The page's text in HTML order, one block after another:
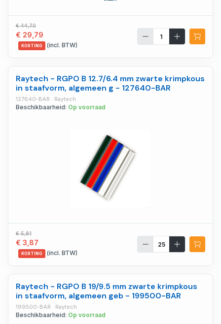
€ 44,70
€ 29,79
KORTING (incl. BTW)
Raytech - RGPO B 12.7/6.4 mm zwarte krimpkous
in staafvorm, algemeen g - 127640-BAR
127640-BAR · Raytech
Beschikbaarheid: Op voorraad
€ 5,81
€ 3,87
KORTING (incl. BTW)
Raytech - RGPO B 19/9.5 mm zwarte krimpkous
in staafvorm, algemeen geb - 199500-BAR
199500-BAR · Raytech
Beschikbaarheid: Op voorraad